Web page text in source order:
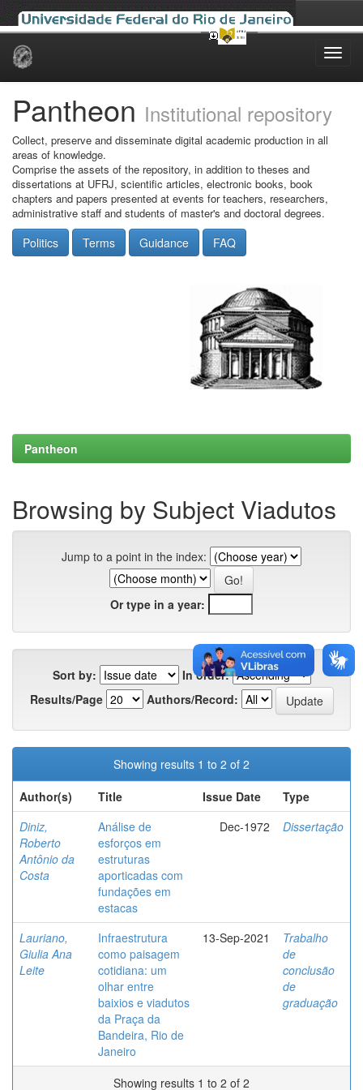
Skip
Pantheon Institutional repository
Collect, preserve and disseminate digital academic production in all
areas of knowledge.
Comprise the assets of the repository, in addition to theses and
dissertations at UFRJ, scientific articles, electronic books, book
chapters and papers presented at events for teachers, researchers,
administrative staff and students of master's and doctoral degrees.
Politics Terms Guidance FAQ
Pantheon
Browsing by Subject Viadutos
Jump to a point in the index:
Or type in a year:
Sort by:
In order:
Results/Page
Authors/Record:
Showing results 1 to 2 of 2
Author(s)
Title Issue Date
Type
Diniz,
Roberto
Antônio da
Costa
Análise de
esforços em
estruturas
aporticadas com
fundações em
estacas
Dec-1972 Dissertação
Lauriano,
Giulia Ana
Leite
Infraestrutura
como paisagem
cotidiana: um
olhar entre
baixios e viadutos
da Praça da
Bandeira, Rio de
Janeiro
13-Sep-2021
Trabalho
de
conclusão
de
graduação
Showing results 1 to 2 of 2